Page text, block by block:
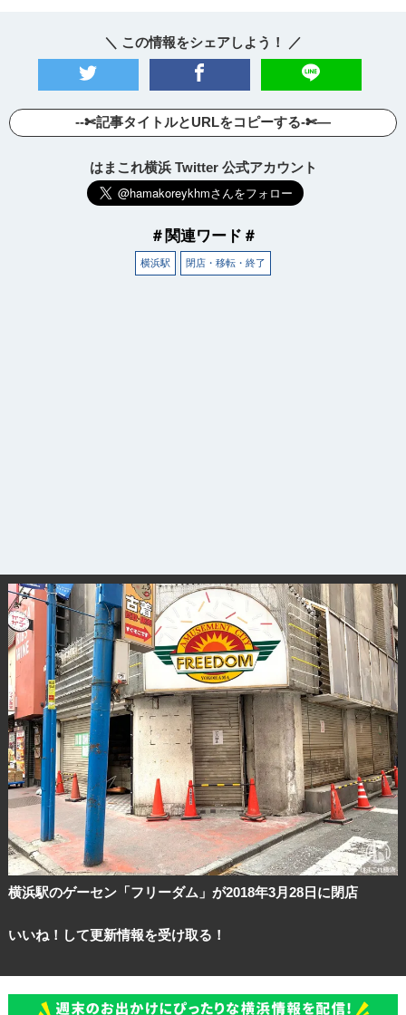
＼ この情報をシェアしよう！ ／
--✄記事タイトルとURLをコピーする-✄—
はまこれ横浜 Twitter 公式アカウント
＃関連ワード＃
横浜駅 閉店・移転・終了
横浜駅のゲーセン「フリーダム」が2018年3月28日に閉店
いいね！して更新情報を受け取る！